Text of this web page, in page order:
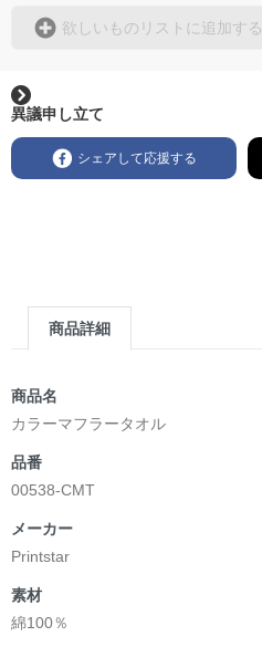
欲しいものリストに追加する
異議申し立て
シェアして応援する
商品詳細
商品名
カラーマフラータオル
品番
00538-CMT
メーカー
Printstar
素材
綿100％